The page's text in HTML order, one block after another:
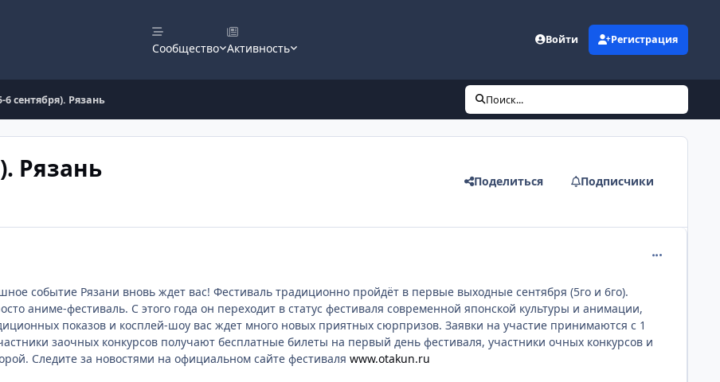
Сообщество Активность
Войти Регистрация
6 сентября). Рязань Поиск...
Рязань Поделиться Подписчики
событие Рязани вновь ждет вас! Фестиваль традиционно пройдёт в первые выходные сентября (5го и 6го).
аниме-фестиваль. С этого года он переходит в статус фестиваля современной японской культуры и анимации,
показов и косплей-шоу вас ждет много новых приятных сюрпризов. Заявки на участие принимаются с 1
заочных конкурсов получают бесплатные билеты на первый день фестиваля, участники очных конкурсов и
Следите за новостями на официальном сайте фестиваля www.otakun.ru